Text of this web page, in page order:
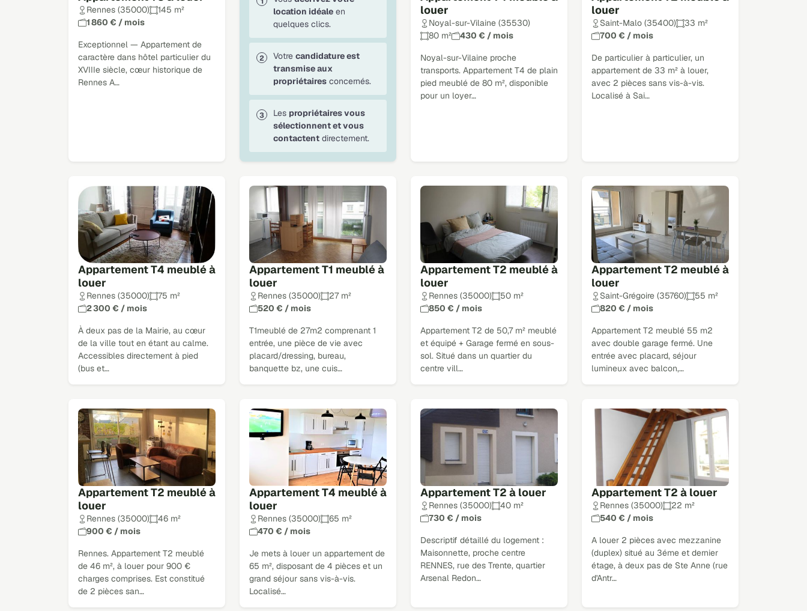
Rennes (35000)
145 m²
1 860 € / mois
Exceptionnel — Appartement de
caractère dans hôtel particulier du
XVIIIe siècle, cœur historique de
Rennes A…
louer
Noyal-sur-Vilaine (35530)
80 m²
430 € / mois
Noyal-sur-Vilaine proche
transports. Appartement T4 de plain
pied meublé de 80 m², disponible
pour un loyer…
louer
Saint-Malo (35400)
33 m²
700 € / mois
De particulier à particulier, un
appartement de 33 m² à louer,
avec 2 pièces sans vis-à-vis.
Localisé à Sai…
Appartement T4 meublé à
louer
Rennes (35000)
75 m²
2 300 € / mois
À deux pas de la Mairie, au cœur
de la ville tout en étant au calme.
Accessibles directement à pied
(bus et…
Appartement T1 meublé à
louer
Rennes (35000)
27 m²
520 € / mois
T1meublé de 27m2 comprenant 1
entrée, une pièce de vie avec
placard/dressing, bureau,
banquette bz, une cuis…
Appartement T2 meublé à
louer
Rennes (35000)
50 m²
850 € / mois
Appartement T2 de 50,7 m² meublé
et équipé + Garage fermé en sous-
sol. Situé dans un quartier du
centre vill…
Appartement T2 meublé à
louer
Saint-Grégoire (35760)
55 m²
820 € / mois
Appartement T2 meublé 55 m2
avec double garage fermé. Une
entrée avec placard, séjour
lumineux avec balcon,…
Appartement T2 meublé à
louer
Rennes (35000)
46 m²
900 € / mois
Rennes. Appartement T2 meublé
de 46 m², à louer pour 900 €
charges comprises. Est constitué
de 2 pièces san…
Appartement T4 meublé à
louer
Rennes (35000)
65 m²
470 € / mois
Je mets à louer un appartement de
65 m², disposant de 4 pièces et un
grand séjour sans vis-à-vis.
Localisé…
Appartement T2 à louer
Rennes (35000)
40 m²
730 € / mois
Descriptif détaillé du logement :
Maisonnette, proche centre
RENNES, rue des Trente, quartier
Arsenal Redon…
Appartement T2 à louer
Rennes (35000)
22 m²
540 € / mois
A louer 2 pièces avec mezzanine
(duplex) situé au 3éme et dernier
étage, à deux pas de Ste Anne (rue
d'Antr…
location idéale en
quelques clics.
Votre candidature est
transmise aux
propriétaires concernés.
Les propriétaires vous
sélectionnent et vous
contactent directement.